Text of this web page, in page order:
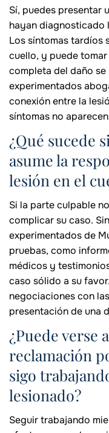
Sí, puedes presentar
hayan diagnosticado
Los síntomas tardíos
cuello, y puede
completa del daño
experimentados
conexión entre la
síntomas no
¿Qué sucede
asume la
lesión en el
Si la parte culpable
complicar su caso.
experimentados de
pruebas, como
médicos y
caso sólido a su
negociaciones con
presentación de una
¿Puede verse
reclamación
sigo
lesionado?
Seguir trabajando